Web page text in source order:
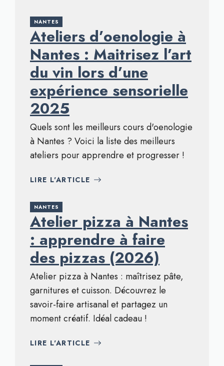
NANTES
Ateliers d’oenologie à
Nantes : Maitrisez l’art
du vin lors d’une
expérience sensorielle
2025
Quels sont les meilleurs cours d'oenologie
à Nantes ? Voici la liste des meilleurs
ateliers pour apprendre et progresser !
LIRE L'ARTICLE
NANTES
Atelier pizza à Nantes
: apprendre à faire
des pizzas (2026)
Atelier pizza à Nantes : maîtrisez pâte,
garnitures et cuisson. Découvrez le
savoir-faire artisanal et partagez un
moment créatif. Idéal cadeau !
LIRE L'ARTICLE